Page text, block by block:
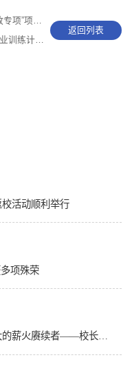
专家验收
”项目答辩
返回列表
活动顺利举行
项殊荣
学有所得，行有所向，做百卅川大的薪火赓续者——校长汪劲松在四川大学2026届学生毕业典礼上的...